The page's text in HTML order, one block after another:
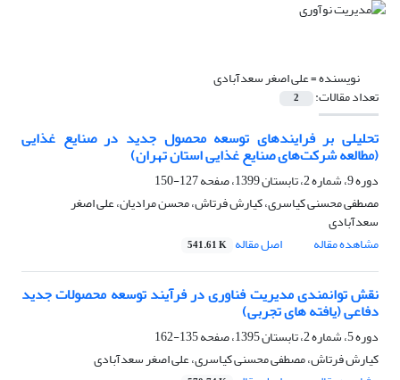
نویسنده =علی اصغر سعدآبادی
تعداد مقالات: 2
تحلیلی بر فرایندهای توسعه محصول جدید در صنایع غذایی
(مطالعه شرکت‌های صنایع غذایی استان تهران)
دوره 9، شماره 2، تابستان 1399، صفحه
127-150
مصطفی محسنی کیاسری، کیارش فرتاش، محسن مرادیان، علی اصغر
سعدآبادی
مشاهده مقاله
اصل مقاله 541.61 K
نقش توانمندی مدیریت فناوری در فرآیند توسعه محصولات جدید
دفاعی (یافته های تجربی)
دوره 5، شماره 2، تابستان 1395، صفحه
135-162
کیارش فرتاش، مصطفی محسنی کیاسری، علی اصغر سعدآبادی